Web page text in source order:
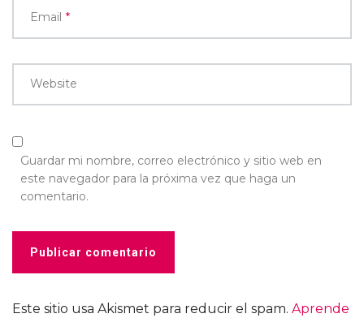
Email *
Website
Guardar mi nombre, correo electrónico y sitio web en
este navegador para la próxima vez que haga un
comentario.
Este sitio usa Akismet para reducir el spam. Aprende